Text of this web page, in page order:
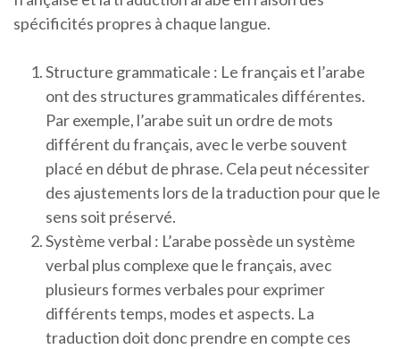
spécificités propres à chaque langue.
Structure grammaticale : Le français et l’arabe
ont des structures grammaticales différentes.
Par exemple, l’arabe suit un ordre de mots
différent du français, avec le verbe souvent
placé en début de phrase. Cela peut nécessiter
des ajustements lors de la traduction pour que le
sens soit préservé.
Système verbal : L’arabe possède un système
verbal plus complexe que le français, avec
plusieurs formes verbales pour exprimer
différents temps, modes et aspects. La
traduction doit donc prendre en compte ces